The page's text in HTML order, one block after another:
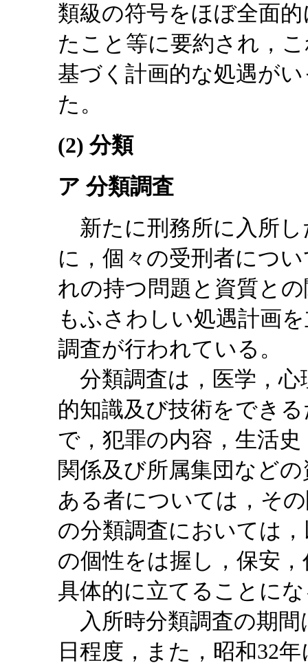
類級の符号をほぼ全面
たこと等に要約され，
基づく計画的な処遇が
た。
(2) 分類
ア 分類調査
新たに刑務所に入所し
に，個々の受刑者につ
れの持つ問題と資質と
もふさわしい処遇計画
調査が行われている。
分類調査は，医学，心
的知識及び技術をでき
で，犯罪の内容，生活
関係及び所属集団など
ある者については，そ
の分類調査においては
の個性をは握し，保安
具体的に立てることに
入所時分類調査の期間
日程度，また，昭和32